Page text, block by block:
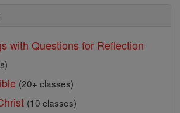
with Questions for Reflection
(20+ classes)
(10 classes)